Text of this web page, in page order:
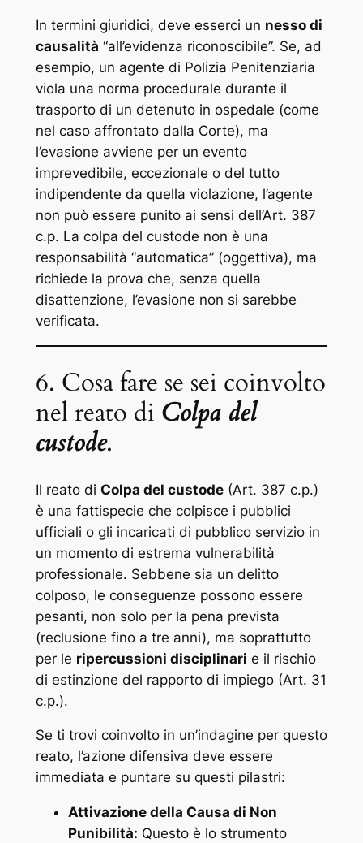
In termini giuridici, deve esserci un nesso di
causalità “all’evidenza riconoscibile”. Se, ad
esempio, un agente di Polizia Penitenziaria
viola una norma procedurale durante il
trasporto di un detenuto in ospedale (come
nel caso affrontato dalla Corte), ma
l’evasione avviene per un evento
imprevedibile, eccezionale o del tutto
indipendente da quella violazione, l’agente
non può essere punito ai sensi dell’Art. 387
c.p. La colpa del custode non è una
responsabilità “automatica” (oggettiva), ma
richiede la prova che, senza quella
disattenzione, l’evasione non si sarebbe
verificata.
6. Cosa fare se sei coinvolto
nel reato di Colpa del
custode.
Il reato di Colpa del custode(Art. 387 c.p.)
è una fattispecie che colpisce i pubblici
ufficiali o gli incaricati di pubblico servizio in
un momento di estrema vulnerabilità
professionale. Sebbene sia un delitto
colposo, le conseguenze possono essere
pesanti, non solo per la pena prevista
(reclusione fino a tre anni), ma soprattutto
per le ripercussioni disciplinari e il rischio
di estinzione del rapporto di impiego (Art. 31
c.p.).
Se ti trovi coinvolto in un’indagine per questo
reato, l’azione difensiva deve essere
immediata e puntare su questi pilastri:
Attivazione della Causa di Non
Punibilità: Questo è lo strumento